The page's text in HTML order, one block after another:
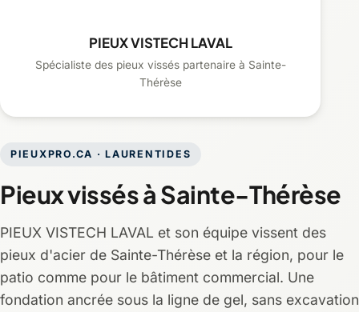
PIEUXPRO.CA · LAURENTIDES
Pieux vissés à Sainte-Thérèse
PIEUX VISTECH LAVAL et son équipe vissent des
pieux d'acier de Sainte-Thérèse et la région, pour le
patio comme pour le bâtiment commercial. Une
fondation ancrée sous la ligne de gel, sans excavation
PIEUX VISTECH LAVAL
Spécialiste des pieux vissés partenaire à Sainte-
Thérèse